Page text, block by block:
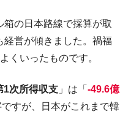
箱の日本路線で採算が取
営が傾きました。禍福
くいったものです。
1次所得収支 」は「 -49.6億
すが、日本がこれまで韓